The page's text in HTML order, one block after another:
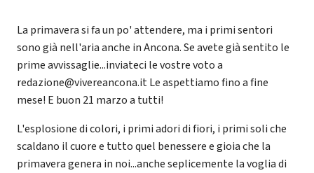
La primavera si fa un po' attendere, ma i primi sentori
sono già nell'aria anche in Ancona. Se avete già sentito le
prime avvissaglie...inviateci le vostre voto a
redazione@vivereancona.it Le aspettiamo fino a fine
mese! E buon 21 marzo a tutti!
L'esplosione di colori, i primi adori di fiori, i primi soli che
scaldano il cuore e tutto quel benessere e gioia che la
primavera genera in noi...anche seplicemente la voglia di